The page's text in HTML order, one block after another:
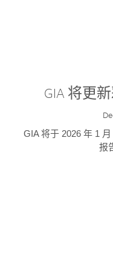
GIA 将更
GIA 将于 2026 年 1
报